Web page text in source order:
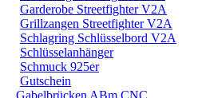
Garderobe Streetfighter V2A
Grillzangen Streetfighter V2A
Schlagring Schlüsselbord V2A
Schlüsselanhänger
Schmuck 925er
Gutschein
Gabelbrücken ABm CNC